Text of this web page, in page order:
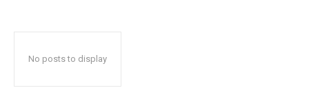
No posts to display